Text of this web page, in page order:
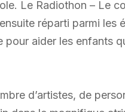
Le Radiothon – Le
réparti parmi les
aider les enfants
d’artistes, de